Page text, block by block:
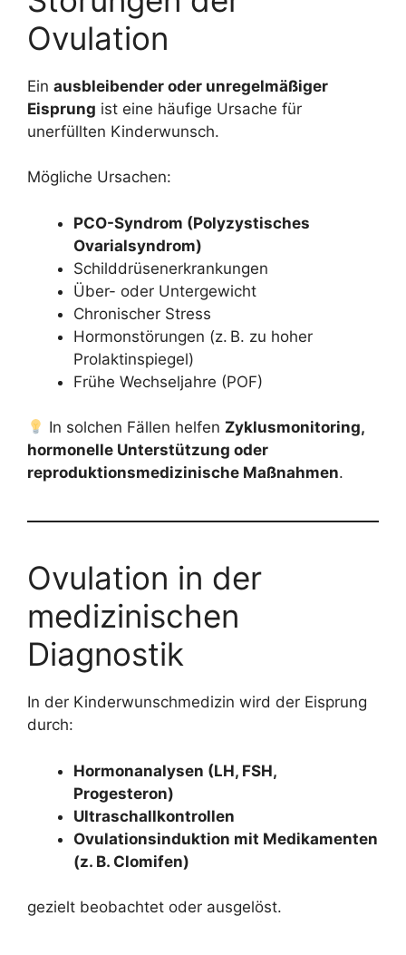
Ovulation
Ein ausbleibender oder unregelmäßiger
Eisprung ist eine häufige Ursache für
unerfüllten Kinderwunsch.
Mögliche Ursachen:
PCO-Syndrom (Polyzystisches
Ovarialsyndrom)
Schilddrüsenerkrankungen
Über- oder Untergewicht
Chronischer Stress
Hormonstörungen (z. B. zu hoher
Prolaktinspiegel)
Frühe Wechseljahre (POF)
In solchen Fällen helfen Zyklusmonitoring,
hormonelle Unterstützung oder
reproduktionsmedizinische Maßnahmen.
Ovulation in der
medizinischen
Diagnostik
In der Kinderwunschmedizin wird der Eisprung
durch:
Hormonanalysen (LH, FSH,
Progesteron)
Ultraschallkontrollen
Ovulationsinduktion mit Medikamenten
(z. B. Clomifen)
gezielt beobachtet oder ausgelöst.